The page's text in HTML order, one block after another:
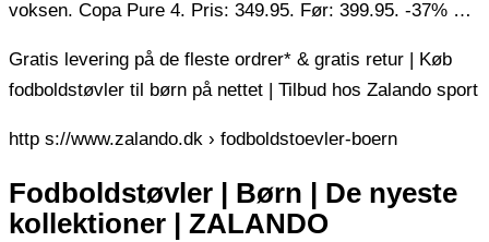
voksen. Copa Pure 4. Pris: 349.95. Før: 399.95. -37% …
Gratis levering på de fleste ordrer* & gratis retur | Køb
fodboldstøvler til børn på nettet | Tilbud hos Zalando sport
http s://www.zalando.dk › fodboldstoevler-boern
Fodboldstøvler | Børn | De nyeste
kollektioner | ZALANDO